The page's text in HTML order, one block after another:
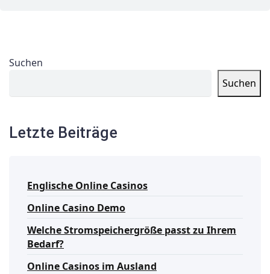
Suchen
Suchen
Letzte Beiträge
Englische Online Casinos
Online Casino Demo
Welche Stromspeichergröße passt zu Ihrem
Bedarf?
Online Casinos im Ausland